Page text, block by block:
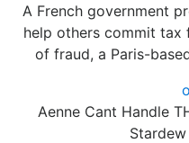
A French government
help others commit tax
of fraud, a Paris-
Aenne Cant Handle